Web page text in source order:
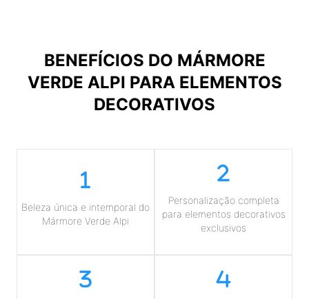
BENEFÍCIOS DO MÁRMORE
VERDE ALPI PARA ELEMENTOS
DECORATIVOS
Beleza única e intemporal do
Mármore Verde Alpi
Personalização completa
para elementos decorativos
exclusivos